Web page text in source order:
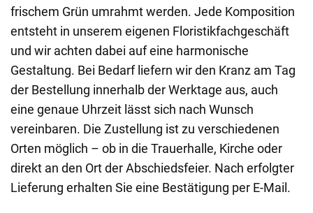
frischem Grün umrahmt werden. Jede Komposition
entsteht in unserem eigenen Floristikfachgeschäft
und wir achten dabei auf eine harmonische
Gestaltung. Bei Bedarf liefern wir den Kranz am Tag
der Bestellung innerhalb der Werktage aus, auch
eine genaue Uhrzeit lässt sich nach Wunsch
vereinbaren. Die Zustellung ist zu verschiedenen
Orten möglich – ob in die Trauerhalle, Kirche oder
direkt an den Ort der Abschiedsfeier. Nach erfolgter
Lieferung erhalten Sie eine Bestätigung per E-Mail.